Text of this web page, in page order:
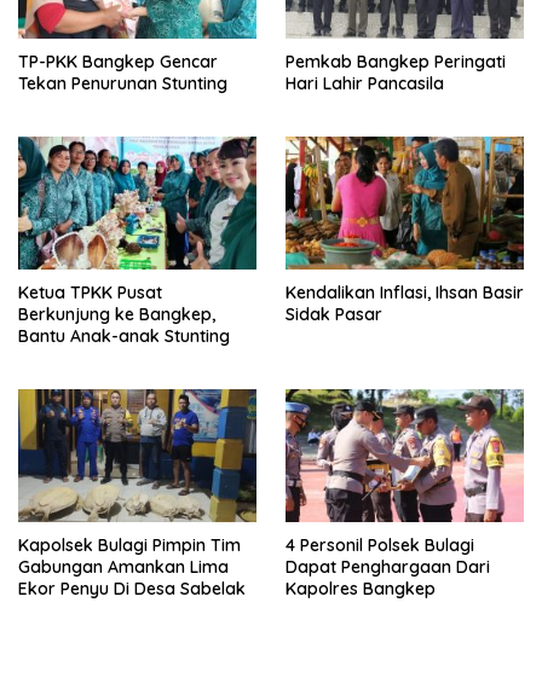
TP-PKK Bangkep Gencar
Tekan Penurunan Stunting
Pemkab Bangkep Peringati
Hari Lahir Pancasila
Ketua TPKK Pusat
Berkunjung ke Bangkep,
Bantu Anak-anak Stunting
Kendalikan Inflasi, Ihsan Basir
Sidak Pasar
Kapolsek Bulagi Pimpin Tim
Gabungan Amankan Lima
Ekor Penyu Di Desa Sabelak
4 Personil Polsek Bulagi
Dapat Penghargaan Dari
Kapolres Bangkep